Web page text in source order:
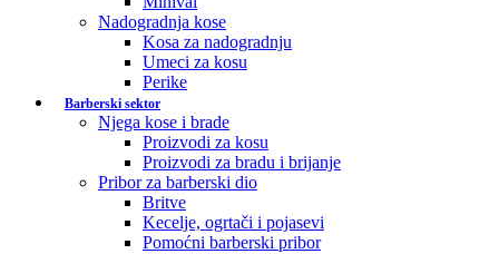
Nadogradnja kose
Kosa za nadogradnju
Umeci za kosu
Perike
Barberski sektor
Njega kose i brade
Proizvodi za kosu
Proizvodi za bradu i brijanje
Pribor za barberski dio
Britve
Kecelje, ogrtači i pojasevi
Pomoćni barberski pribor